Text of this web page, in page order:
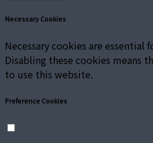
Necessary Cookies
Necessary cookies are
Disabling these cookies means
to use this website.
Preference Cookies